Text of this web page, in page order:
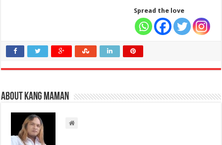
Spread the love
About Kang Maman